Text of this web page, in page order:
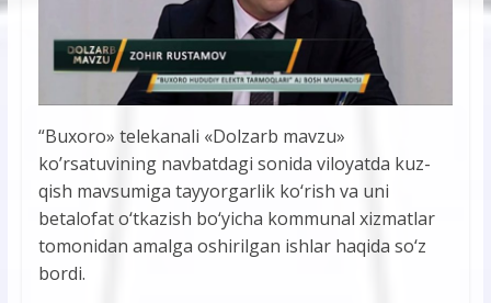
“Buxoro» telekanali «Dolzarb mavzu»
ko’rsatuvining navbatdagi sonida viloyatda kuz-
qish mavsumiga tayyorgarlik ko‘rish va uni
betalofat o‘tkazish bo‘yicha kommunal xizmatlar
tomonidan amalga oshirilgan ishlar haqida so‘z
bordi.